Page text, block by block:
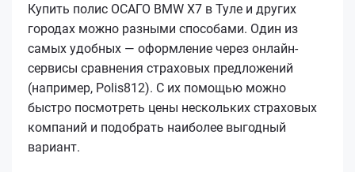
Купить полис ОСАГО BMW X7 в Туле и других
городах можно разными способами. Один из
самых удобных — оформление через онлайн-
сервисы сравнения страховых предложений
(например, Polis812). С их помощью можно
быстро посмотреть цены нескольких страховых
компаний и подобрать наиболее выгодный
вариант.